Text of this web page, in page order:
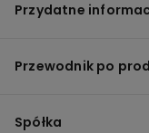
Przydatne
Przewodnik po
Spółka